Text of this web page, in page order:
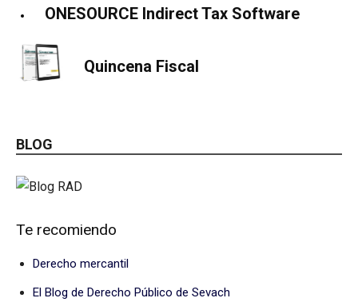
ONESOURCE Indirect Tax Software
Quincena Fiscal
BLOG
Te recomiendo
Derecho mercantil
El Blog de Derecho Público de Sevach